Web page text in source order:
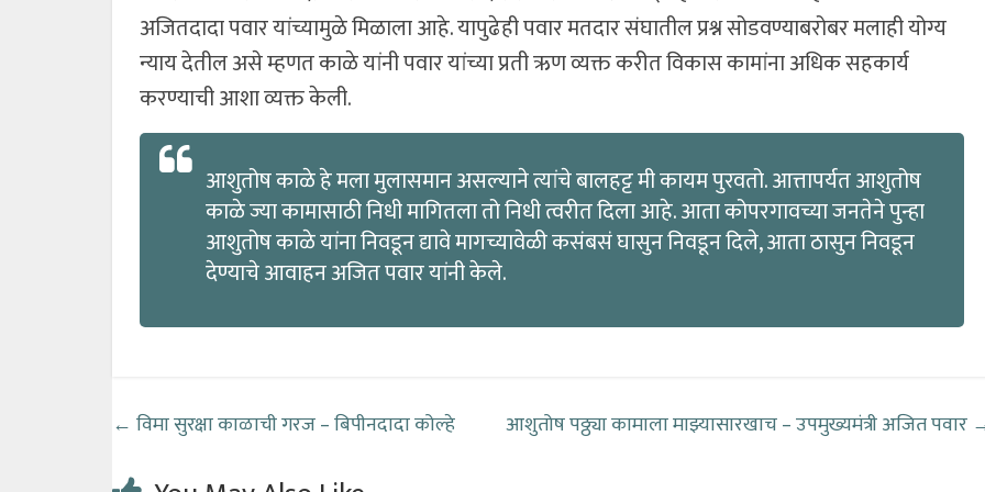
अजितदादा पवार यांच्यामुळे मिळाला आहे. यापुढेही पवार मतदार संघातील प्रश्न सोडवण्याबरोबर मलाही योग्य
न्याय देतील असे म्हणत काळे यांनी पवार यांच्या प्रती ऋण व्यक्त करीत विकास कामांना अधिक सहकार्य
करण्याची आशा व्यक्त केली.
आशुतोष काळे हे मला मुलासमान असल्याने त्यांचे बालहट्ट मी कायम पुरवतो. आत्तापर्यत आशुतोष
काळे ज्या कामासाठी निधी मागितला तो निधी त्वरीत दिला आहे. आता कोपरगावच्या जनतेने पुन्हा
आशुतोष काळे यांना निवडून द्यावे मागच्यावेळी कसंबसं घासुन निवडून दिले, आता ठासुन निवडून
देण्याचे आवाहन अजित पवार यांनी केले.
← विमा सुरक्षा काळाची गरज – बिपीनदादा कोल्हे आशुतोष पठ्ठ्या कामाला माझ्यासारखाच – उपमुख्यमंत्री अजित पवार